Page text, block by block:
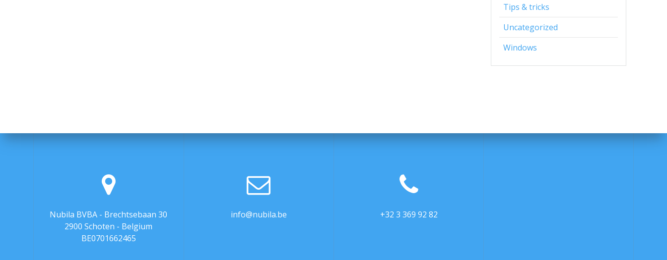
Tips & tricks
Uncategorized
Windows
Nubila BVBA - Brechtsebaan 30
2900 Schoten - Belgium
BE0701662465
info@nubila.be +32 3 369 92 82